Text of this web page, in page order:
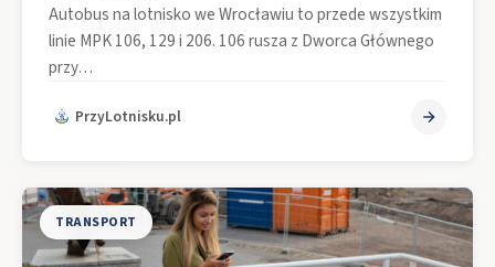
Autobus na lotnisko we Wrocławiu to przede wszystkim
linie MPK 106, 129 i 206. 106 rusza z Dworca Głównego
przy…
PrzyLotnisku.pl
TRANSPORT